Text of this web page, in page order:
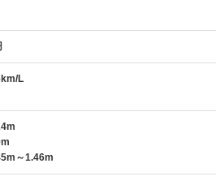
長
-m
L
～1.46m